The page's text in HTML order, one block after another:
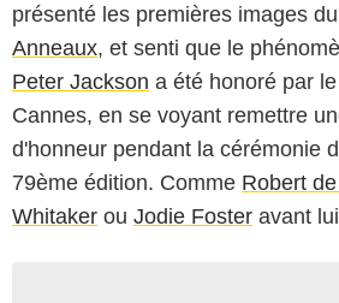
présenté les premières images du
Anneaux, et senti que le
Peter Jackson a été honoré par
Cannes, en se voyant remettre
d'honneur pendant la cérémonie
79ème édition. Comme Robert
Whitaker ou Jodie Foster avant